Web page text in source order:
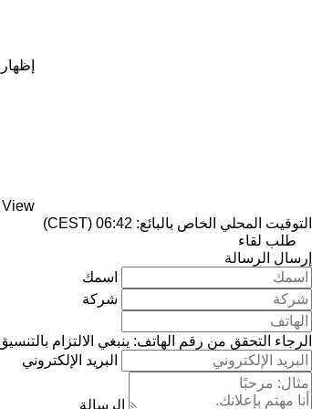
View
التوقيت المحلي الخاص بالبائع: 06:42 (CEST)
طلب لقاء
إرسال الرسالة
اسمك
شركة
الرجاء التحقق من رقم الهاتف: ينبغي الالتزام
البريد الإلكتروني
الرسالة